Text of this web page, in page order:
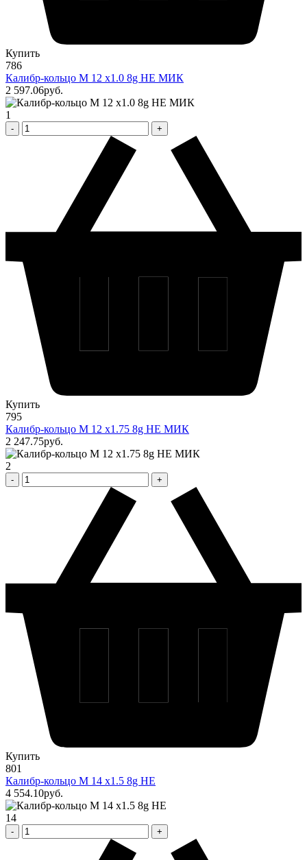
Купить
786
Калибр-кольцо М 12 х1.0 8g НЕ МИК
2 597.06pуб.
1
Купить
795
Калибр-кольцо М 12 х1.75 8g НЕ МИК
2 247.75pуб.
2
Купить
801
Калибр-кольцо М 14 х1.5 8g НЕ
4 554.10pуб.
14